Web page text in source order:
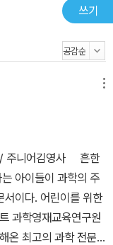
쓰기
아이들이 과학의 주
서이다. 어린이를 위한
과학영재교육연구원
온 최고의 과학 전문